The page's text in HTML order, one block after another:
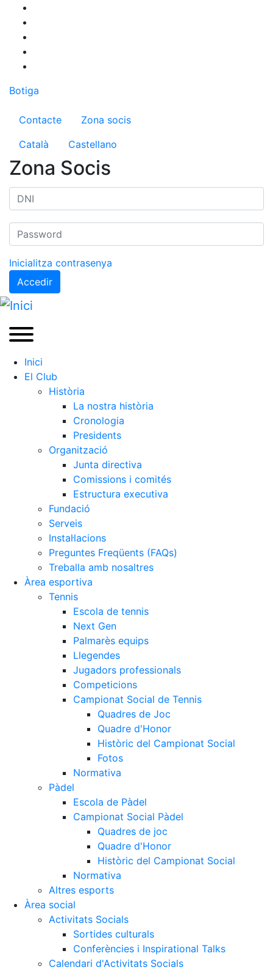
contingut
Botiga
Menú del compte d'usuari
Contacte
Zona socis
Català
Castellano
Zona Socis
Inicialitza contrasenya
Accedir
Inici
El Club
Història
La nostra història
Cronologia
Presidents
Organització
Junta directiva
Comissions i comités
Estructura executiva
Fundació
Serveis
Instal·lacions
Preguntes Freqüents (FAQs)
Treballa amb nosaltres
Àrea esportiva
Tennis
Escola de tennis
Next Gen
Palmarès equips
Llegendes
Jugadors professionals
Competicions
Campionat Social de Tennis
Quadres de Joc
Quadre d'Honor
Històric del Campionat Social
Fotos
Normativa
Pàdel
Escola de Pàdel
Campionat Social Pàdel
Quadres de joc
Quadre d'Honor
Històric del Campionat Social
Normativa
Altres esports
Àrea social
Activitats Socials
Sortides culturals
Conferències i Inspirational Talks
Calendari d'Activitats Socials